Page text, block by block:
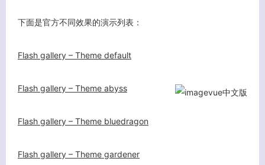
下面是官方不同效果的演示列表：
Flash gallery – Theme default
Flash gallery – Theme abyss
Flash gallery – Theme bluedragon
Flash gallery – Theme gardener